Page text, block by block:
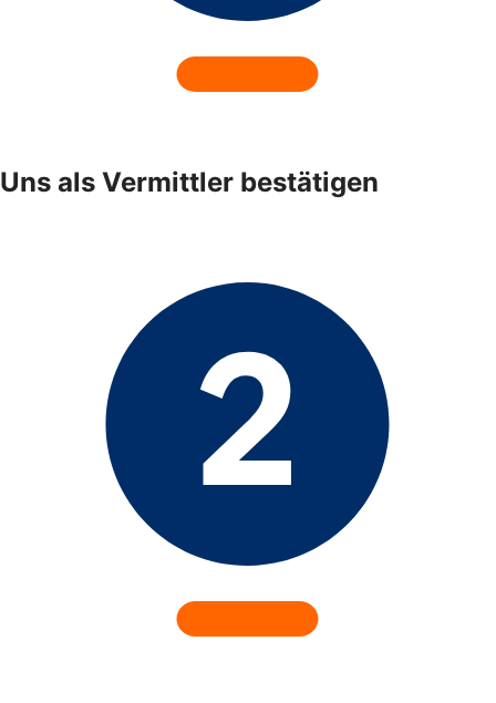
Uns als Vermittler bestätigen